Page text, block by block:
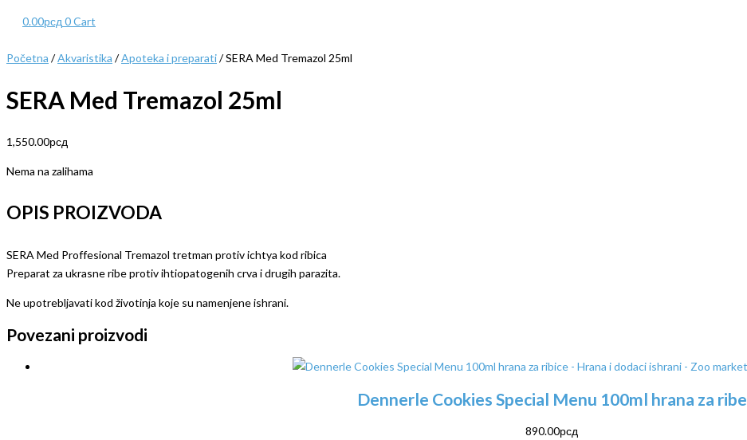
0.00рсд 0Cart
Početna /Akvaristika /Apoteka i preparati/ SERA Med Tremazol 25ml
SERA Med Tremazol 25ml
1,550.00рсд
Nema na zalihama
OPIS PROIZVODA
SERA Med Proffesional Tremazol tretman protiv ichtya kod ribica
Preparat za ukrasne ribe protiv ihtiopatogenih crva i drugih parazita.
Ne upotrebljavati kod životinja koje su namenjene ishrani.
Povezani proizvodi
Dennerle Cookies Special Menu 100ml hrana za ribe
890.00рсд